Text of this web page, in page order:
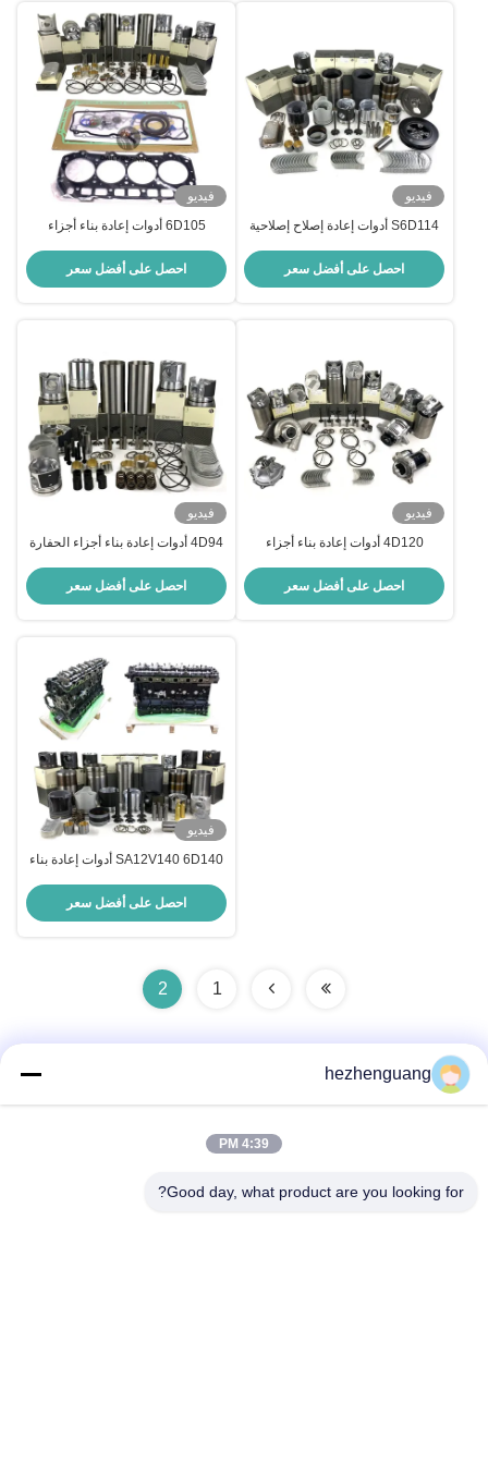
فيديو
S6D114 أدوات إعادة إصلاح إصلاحية
احصل على أفضل سعر
فيديو
6D105 أدوات إعادة بناء أجزاء
احصل على أفضل سعر
فيديو
4D120 أدوات إعادة بناء أجزاء
احصل على أفضل سعر
فيديو
4D94 أدوات إعادة بناء أجزاء الحفارة
احصل على أفضل سعر
فيديو
SA12V140 6D140 أدوات إعادة بناء
احصل على أفضل سعر
1
2
العنوان: Yingfeng Machinery Market، No. 1192، Zhongshan
hezhenguang
4:39 PM
Good day, what product are you looking for?